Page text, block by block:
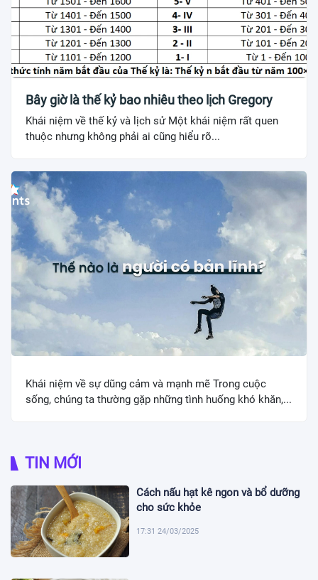
Bây giờ là thế kỷ bao nhiêu theo lịch Gregory
Khái niệm về thế kỷ và lịch sử Một khái niệm rất quen
thuộc nhưng không phải ai cũng hiểu rõ...
Khái niệm về sự dũng cảm và mạnh mẽ Trong cuộc
sống, chúng ta thường gặp những tình huống khó khăn,...
TIN MỚI
Cách nấu hạt kê ngon và bổ dưỡng
cho sức khỏe
17:31 24/03/2025